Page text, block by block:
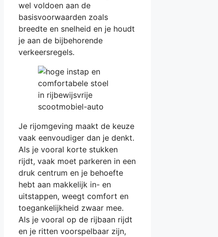
wel voldoen aan de
basisvoorwaarden zoals
breedte en snelheid en je houdt
je aan de bijbehorende
verkeersregels.
Je rijomgeving maakt de keuze
vaak eenvoudiger dan je denkt.
Als je vooral korte stukken
rijdt, vaak moet parkeren in een
druk centrum en je behoefte
hebt aan makkelijk in- en
uitstappen, weegt comfort en
toegankelijkheid zwaar mee.
Als je vooral op de rijbaan rijdt
en je ritten voorspelbaar zijn,